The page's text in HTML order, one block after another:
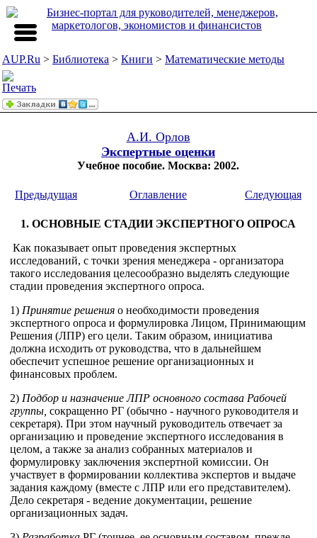
AUP.Ru > Библиотека > Книги > Математические методы
А.И. Орлов
Экспертные оценки
Учебное пособие. Москва: 2002.
Предыдущая Оглавление Следующая
1. ОСНОВНЫЕ СТАДИИ ЭКСПЕРТНОГО ОПРОСА
Как показывает опыт проведения экспертных
исследований, с точки зрения менеджера - организатора
такого исследования целесообразно выделять следующие
стадии проведения экспертного опроса.
1) Принятие решения о необходимости проведения
экспертного опроса и формулировка Лицом, Принимающим
Решения (ЛПР) его цели. Таким образом, инициатива
должна исходить от руководства, что в дальнейшем
обеспечит успешное решение организационных и
финансовых проблем.
2) Подбор и назначение ЛПР основного состава Рабочей
группы, сокращенно РГ (обычно - научного руководителя и
секретаря). При этом научный руководитель отвечает за
организацию и проведение экспертного исследования в
целом, а также за анализ собранных материалов и
формулировку заключения экспертной комиссии. Он
участвует в формировании коллектива экспертов и выдаче
задания каждому (вместе с ЛПР или его представителем).
Дело секретаря - ведение документации, решение
организационных задач.